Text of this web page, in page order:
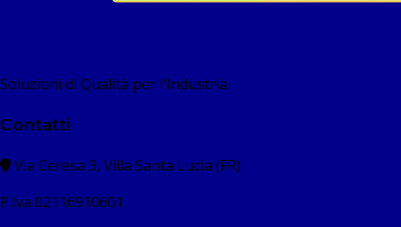
Soluzioni di Qualità per l'Industria
Contatti
Via Ceresa 3, Villa Santa Lucia (FR)
P.Iva 02116910601